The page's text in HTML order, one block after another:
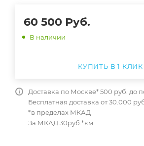
60 500 Руб.
В наличии
КУПИТЬ В 1 КЛИК
Доставка по Москве* 500 руб. до
Бесплатная доставка от 30.000
*в пределах МКАД
За МКАД 30руб.*км